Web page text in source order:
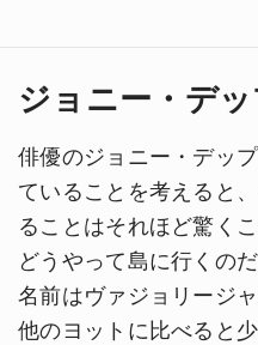
ジョニー・デ
俳優のジョニー・デッ
ていることを考えると
ることはそれほど驚く
どうやって島に行くの
名前はヴァジョリージ
他のヨットに比べると